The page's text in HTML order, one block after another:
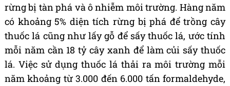
rừng bị tàn phá và ô nhiễm môi trường. Hàng năm
có khoảng 5% diện tích rừng bị phá để trồng cây
thuốc lá cũng như lấy gỗ để sấy thuốc lá, ước tính
mỗi năm cần 18 tỷ cây xanh để làm củi sấy thuốc
lá. Việc sử dụng thuốc lá thải ra môi trường mỗi
năm khoảng từ 3.000 đến 6.000 tấn formaldehyde,